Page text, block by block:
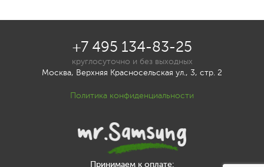
Принимаем к оплате:
+7 495 134-83-25
круглосуточно и без выходных
Москва, Верхняя Красносельская ул., 3, стр. 2
Политика конфиденциальности